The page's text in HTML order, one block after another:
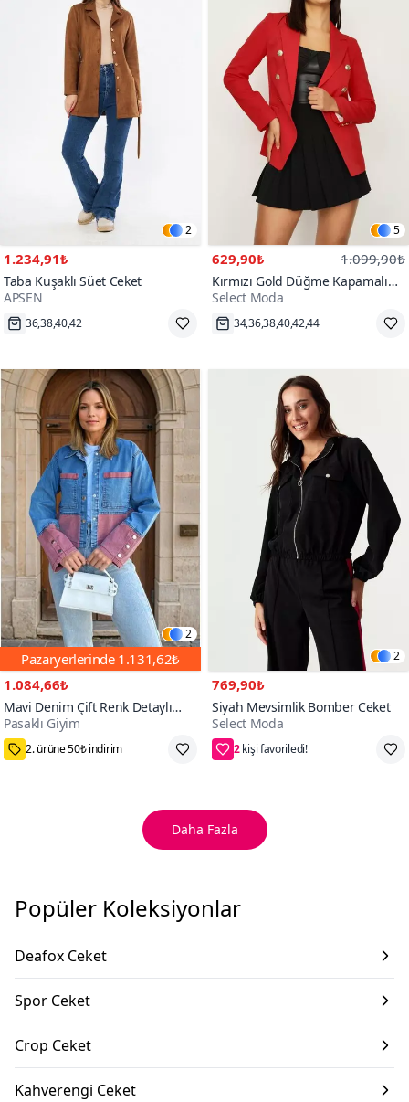
2
1.234,91₺
Taba Kuşaklı Süet Ceket
APSEN
Hızlı Kargo
5
629,90₺ 1.099,90₺
Kırmızı Gold Düğme Kapamalı
Astarlı Blazer Ceket
Select Moda
Hızlı Kargo
2
Pazaryerlerinde 1.131,62₺
1.084,66₺
Mavi Denim Çift Renk Detaylı
Manşetli Kot Ceket
Pasaklı Giyim
75₺ Kupon Fırsatı
2
769,90₺
Siyah Mevsimlik Bomber Ceket
Select Moda
2
36,38,40,42,44,46,48,50
Daha Fazla
Popüler Koleksiyonlar
Deafox Ceket
Spor Ceket
Crop Ceket
Kahverengi Ceket